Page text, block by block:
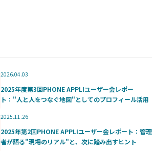
2026.04.03
2025年度第3回PHONE APPLIユーザー会レポー
ト："人と人をつなぐ地図"としてのプロフィール活用
2025.11.26
2025年第2回PHONE APPLIユーザー会レポート：管理
者が語る"現場のリアル"と、次に踏み出すヒント